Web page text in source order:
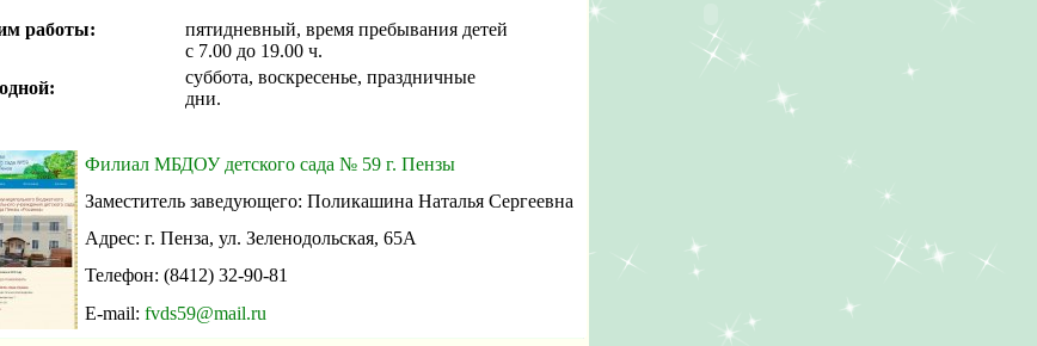
работы:
пятидневный, время пребывания детей
с 7.00 до 19.00 ч.
суббота, воскресенье, праздничные
дни.
Филиал МБДОУ детского сада № 59 г. Пензы
Заместитель заведующего: Поликашина Наталья Сергеевна
Адрес: г. Пенза, ул. Зеленодольская, 65А
Телефон: (8412) 32-90-81
E-mail: fvds59@mail.ru